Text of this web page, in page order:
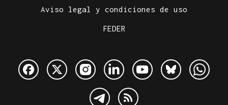
Aviso legal y condiciones de uso
FEDER